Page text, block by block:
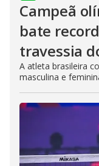
Campeã
bate
travessia
A atleta brasileira
masculina e